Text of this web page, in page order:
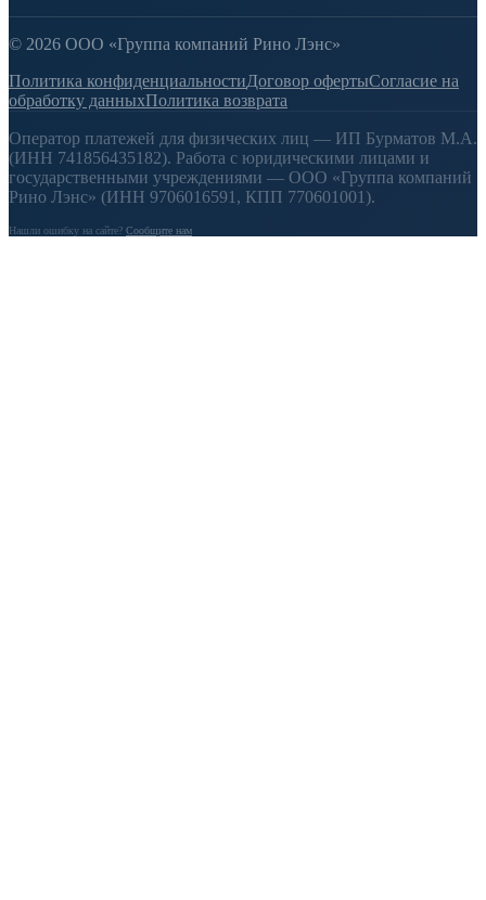
© 2026 ООО «Группа компаний Рино Лэнс»
Политика конфиденциальностиДоговор офертыСогласие на
обработку данныхПолитика возврата
Оператор платежей для физических лиц — ИП Бурматов М.А.
(ИНН 741856435182). Работа с юридическими лицами и
государственными учреждениями — ООО «Группа компаний
Рино Лэнс» (ИНН 9706016591, КПП 770601001).
Нашли ошибку на сайте? Сообщите нам